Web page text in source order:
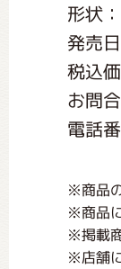
形状
発売
税込
お問
電話
※商品
※商品
※掲載
※店舗
く